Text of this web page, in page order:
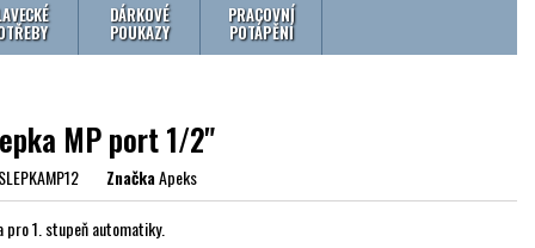
DÁRKOVÉ
POUKAZY
PRACOVNÍ
POTÁPĚNÍ
MP port 1/2"
ZnačkaApeks
pro 1. stupeň automatiky.